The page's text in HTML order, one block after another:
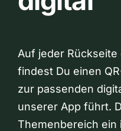
Auf jeder
findest Du einen
zur passenden
unserer App führt.
Themenbereich ein